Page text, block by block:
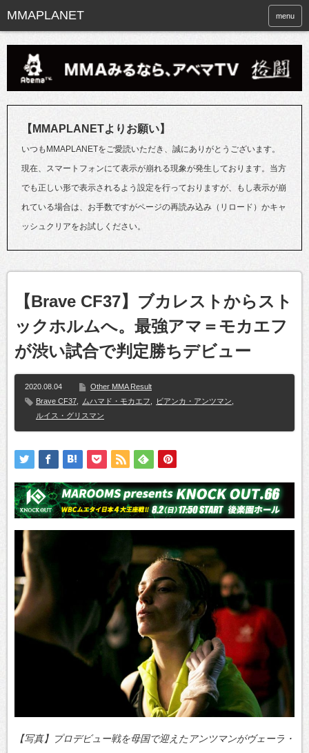
menu
【MMAPLANETよりお願い】
いつもMMAPLANETをご愛読いただき、誠にありがとうございます。
現在、スマートフォンにて表示が崩れる現象が発生しております。当方
でも正しい形で表示されるよう設定を行っておりますが、もし表示が崩
れている場合は、お手数ですがページの再読み込み（リロード）かキャ
ッシュクリアをお試しください。
【Brave CF37】ブカレストからスト
ックホルムへ。最強アマ＝モカエフ
が渋い試合で判定勝ちデビュー
2020.08.04
Other MMA Result
Brave CF37
ムハマド・モカエフ ビアンカ・アンツマン
ルイス・グリスマン
【写真】プロデビュー戦を母国で迎えたアンツマンがヴェーラ・